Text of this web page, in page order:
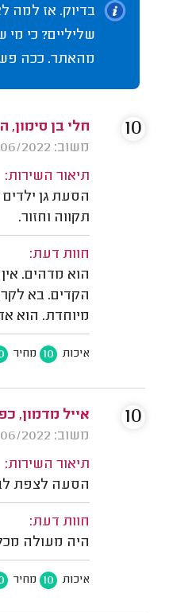
בדיוק. אז למה
שליליים? כי
מהאתר. ככה
חלי בן סימון,
משוב: 14/06/2022
תיאור השירות:
הסעת גן
תקווה וחזור.
חוות דעת:
הוא מדהים.
הקדים. בא
מיוחדת. הוא
איכות 10 מחיר
10
אייל מדמון,
משוב: 13/06/2022
תיאור השירות:
הסעה לצפת
חוות דעת:
היה מעולה
איכות 10 מחיר
10